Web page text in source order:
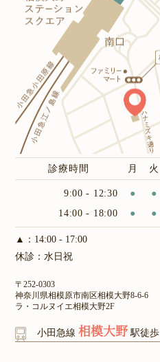
診療時間 月 火
9:00 - 12:30 ● ●
14:00 - 18:00
● ●
▲：14:00 - 17:00
休診：水日祝
〒252-0303
神奈川県相模原市南区相模大野8-6-6
ラ・コルヌイエ相模大野2F
小田急線相模大野 駅徒歩